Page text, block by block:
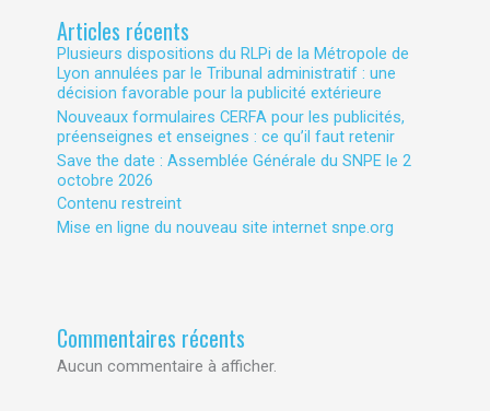
Articles récents
Plusieurs dispositions du RLPi de la Métropole de
Lyon annulées par le Tribunal administratif : une
décision favorable pour la publicité extérieure
Nouveaux formulaires CERFA pour les publicités,
préenseignes et enseignes : ce qu’il faut retenir
Save the date : Assemblée Générale du SNPE le 2
octobre 2026
Contenu restreint
Mise en ligne du nouveau site internet snpe.org
Commentaires récents
Aucun commentaire à afficher.